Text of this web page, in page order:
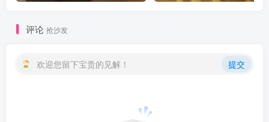
评论 抢沙发
欢迎您留下宝贵的见解！ 提交